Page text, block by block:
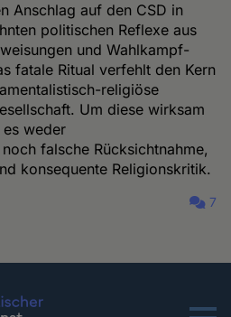
Anschlag auf den CSD in
politischen Reflexe aus
und Wahlkampf-
fatale Ritual verfehlt den Kern
religiöse
Um diese wirksam
weder
falsche Rücksichtnahme,
konsequente Religionskritik.
7